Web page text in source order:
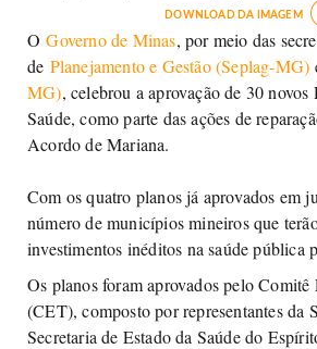
DOWNLOAD DA IMAGEM
OGoverno de Minas, por meio das
de Planejamento e Gestão (Seplag-MG)
MG), celebrou a aprovação de 30
Saúde, como parte das ações de
Acordo de Mariana.
Com os quatro planos já aprovados em
número de municípios mineiros que
investimentos inéditos na saúde pública
Os planos foram aprovados pelo
(CET), composto por representantes da
Secretaria de Estado da Saúde do